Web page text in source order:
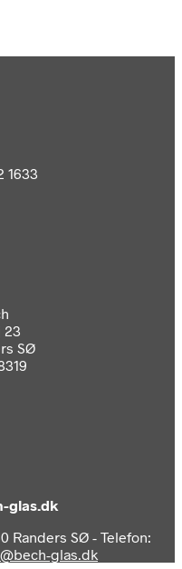
1633
23
SØ
glas.dk
Randers SØ - Telefon:
glas.dk